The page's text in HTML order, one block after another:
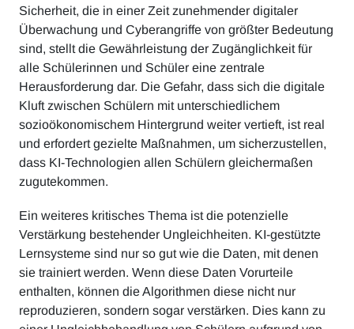
Sicherheit, die in einer Zeit zunehmender digitaler
Überwachung und Cyberangriffe von größter Bedeutung
sind, stellt die Gewährleistung der Zugänglichkeit für
alle Schülerinnen und Schüler eine zentrale
Herausforderung dar. Die Gefahr, dass sich die digitale
Kluft zwischen Schülern mit unterschiedlichem
sozioökonomischem Hintergrund weiter vertieft, ist real
und erfordert gezielte Maßnahmen, um sicherzustellen,
dass KI-Technologien allen Schülern gleichermaßen
zugutekommen.
Ein weiteres kritisches Thema ist die potenzielle
Verstärkung bestehender Ungleichheiten. KI-gestützte
Lernsysteme sind nur so gut wie die Daten, mit denen
sie trainiert werden. Wenn diese Daten Vorurteile
enthalten, können die Algorithmen diese nicht nur
reproduzieren, sondern sogar verstärken. Dies kann zu